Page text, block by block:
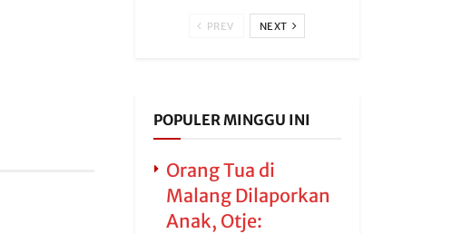
PREV NEXT
POPULER MINGGU INI
Orang Tua di
Malang Dilaporkan
Anak, Otje: